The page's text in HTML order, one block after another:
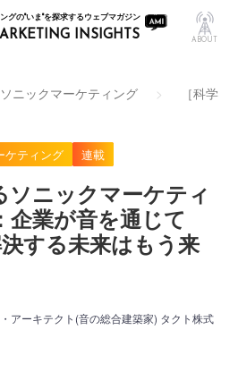
グの"いま"を探求するウェブマガジン
INSIGHTS ABOUT
ニックマーケティング ［科学
ケティング 連載
ソニックマーケティ
企業が音を通じて
する未来はもう来
アーキテクト(音の総合建築家) タクト株式